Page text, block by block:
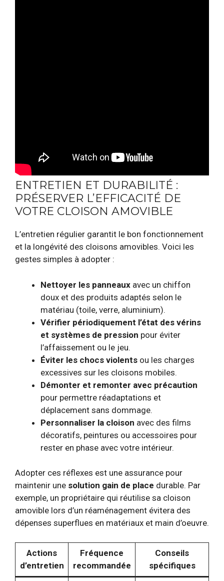
ENTRETIEN ET DURABILITÉ :
PRÉSERVER L’EFFICACITÉ DE
VOTRE CLOISON AMOVIBLE
L’entretien régulier garantit le bon fonctionnement
et la longévité des cloisons amovibles. Voici les
gestes simples à adopter :
Nettoyer les panneaux avec un chiffon
doux et des produits adaptés selon le
matériau (toile, verre, aluminium).
Vérifier périodiquement l’état des vérins
et systèmes de pression pour éviter
l’affaissement ou le jeu.
Éviter les chocs violents ou les charges
excessives sur les cloisons mobiles.
Démonter et remonter avec précaution
pour permettre réadaptations et
déplacement sans dommage.
Personnaliser la cloison avec des films
décoratifs, peintures ou accessoires pour
rester en phase avec votre intérieur.
Adopter ces réflexes est une assurance pour
maintenir une solution gain de place durable. Par
exemple, un propriétaire qui réutilise sa cloison
amovible lors d’un réaménagement évitera des
dépenses superflues en matériaux et main d’oeuvre.
Actions
d’entretien
Fréquence
recommandée
Conseils
spécifiques